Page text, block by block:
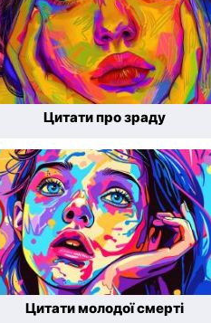
Цитати про зраду
Цитати молодої смерті